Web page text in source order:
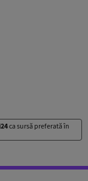
ca sursă preferată în